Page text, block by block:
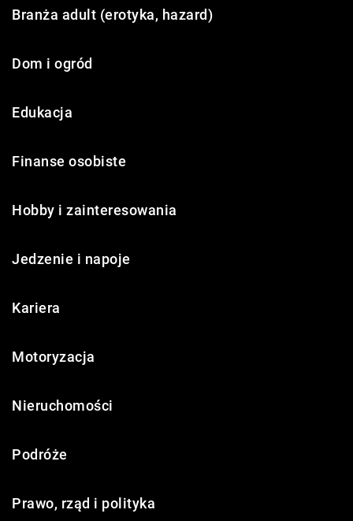
Branża adult (erotyka, hazard)
Dom i ogród
Edukacja
Finanse osobiste
Hobby i zainteresowania
Jedzenie i napoje
Kariera
Motoryzacja
Nieruchomości
Podróże
Prawo, rząd i polityka